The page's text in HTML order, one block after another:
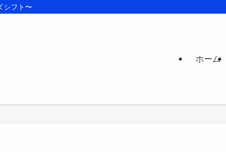
シフト〜
ホーム